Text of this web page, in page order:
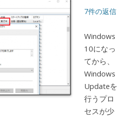
7件の返信
Windows
10になっ
てから、
Windows
Updateを
行うプロ
セスが少